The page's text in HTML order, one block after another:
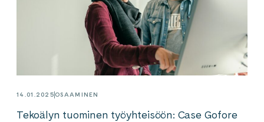
14.01.2025 OSAAMINEN
Tekoälyn tuominen työyhteisöön: Case Gofore